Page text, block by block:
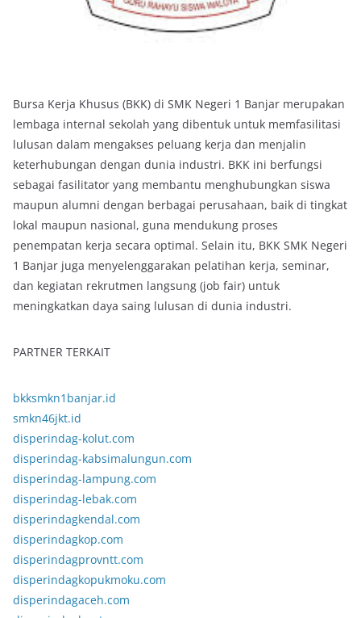
Bursa Kerja Khusus (BKK) di SMK Negeri 1 Banjar merupakan
lembaga internal sekolah yang dibentuk untuk memfasilitasi
lulusan dalam mengakses peluang kerja dan menjalin
keterhubungan dengan dunia industri. BKK ini berfungsi
sebagai fasilitator yang membantu menghubungkan siswa
maupun alumni dengan berbagai perusahaan, baik di tingkat
lokal maupun nasional, guna mendukung proses
penempatan kerja secara optimal. Selain itu, BKK SMK Negeri
1 Banjar juga menyelenggarakan pelatihan kerja, seminar,
dan kegiatan rekrutmen langsung (job fair) untuk
meningkatkan daya saing lulusan di dunia industri.
PARTNER TERKAIT
bkksmkn1banjar.id
smkn46jkt.id
disperindag-kolut.com
disperindag-kabsimalungun.com
disperindag-lampung.com
disperindag-lebak.com
disperindagkendal.com
disperindagkop.com
disperindagprovntt.com
disperindagkopukmoku.com
disperindagaceh.com